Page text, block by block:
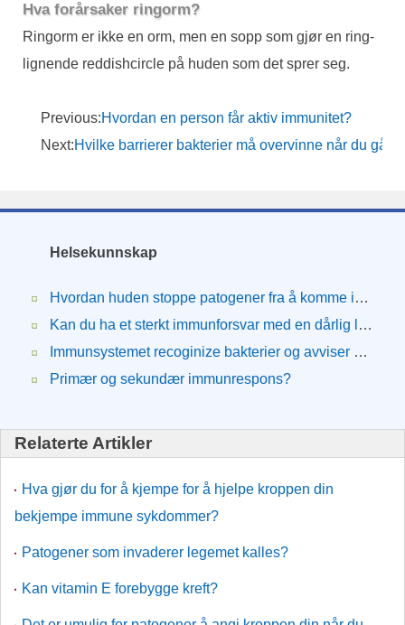
Hva forårsaker ringorm?
Ringorm er ikke en orm, men en sopp som gjør en ring-
lignende reddishcircle på huden som det sprer seg.
Previous:Hvordan en person får aktiv immunitet?
Next:Hvilke barrierer bakterier må overvinne når du går
Helsekunnskap
Hvordan huden stoppe patogener fra å komme inn i kroppen?
Kan du ha et sterkt immunforsvar med en dårlig livsstil?
Immunsystemet recoginize bakterier og avviser dem?
Primær og sekundær immunrespons?
Relaterte Artikler
Hva gjør du for å kjempe for å hjelpe kroppen din
bekjempe immune sykdommer?
Patogener som invaderer legemet kalles?
Kan vitamin E forebygge kreft?